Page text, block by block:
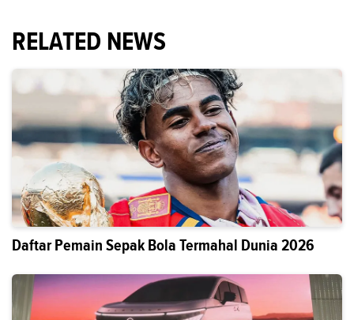
RELATED NEWS
Daftar Pemain Sepak Bola Termahal Dunia 2026